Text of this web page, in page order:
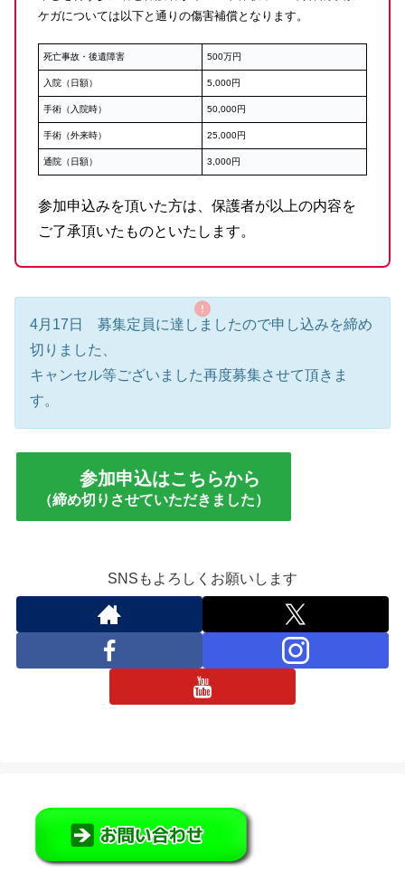
ケガについては以下と通りの傷害補償となります。
死亡事故・後遺障害 500万円
入院（日額） 5,000円
手術（入院時） 50,000円
手術（外来時） 25,000円
通院（日額） 3,000円
参加申込みを頂いた方は、保護者が以上の内容を
ご了承頂いたものといたします。
4月17日 募集定員に達しましたので申し込みを締め
切りました、
キャンセル等ございました再度募集させて頂きま
す。
参加申込はこちらから
（締め切りさせていただきました）
SNSもよろしくお願いします